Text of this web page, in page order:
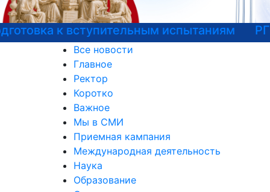
РГГУ — 35 лет!
Все новости
Главное
Ректор
Коротко
Важное
Мы в СМИ
Приемная кампания
Международная деятельность
Наука
Образование